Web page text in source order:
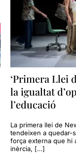
‘Primera Llei
la igualtat
l’educació
La primera llei de
tendeixen a quedar-
força externa que hi
inèrcia, […]